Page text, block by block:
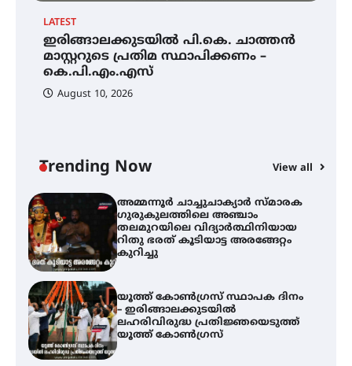
LATEST
ഇരിങ്ങാലക്കുടയിൽ പി.കെ. ചാത്തൻ
മാസ്റ്ററുടെ പ്രതിമ സ്ഥാപിക്കണം –
കെ.പി.എം.എസ്
August 10, 2026
Trending Now View all
ഇരിങ്ങാലക്കുടയിൽ പി.കെ.
ചാത്തൻ മാസ്റ്ററുടെ പ്രതിമ
സ്ഥാപിക്കണം – കെ.പി.എം.എസ്
കുറിച്ചു
യൂത്ത് കോൺഗ്രസ്‌ സ്ഥാപക ദിനം
– ഇരിങ്ങാലക്കുടയിൽ
ലഹരിവിരുദ്ധ പ്രതിജ്ഞയെടുത്ത്
യൂത്ത് കോൺഗ്രസ്
അരങ്ങ് 2026-ന്
സാംസ്കാരികപ്പൊലിമയോടെ
സമാപനം